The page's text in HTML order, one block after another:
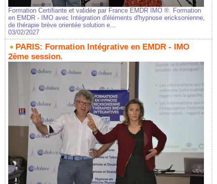
Formation Certifiante et validée par France EMDR IMO ®. Formation
en EMDR - IMO avec Intégration d'éléments d'hypnose ericksonienne,
de thérapie brève orientée solution e...
03/02/2027
PARIS: Formation Intégrative en EMDR - IMO
2ème session.